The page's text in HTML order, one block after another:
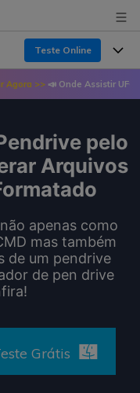
Teste Online
de dados
RECURSOS
dados
Onde Assistir UFC de Graça?
pelo
Arquivos
apenas como
mas também
de um pendrive
de pen drive
Grátis